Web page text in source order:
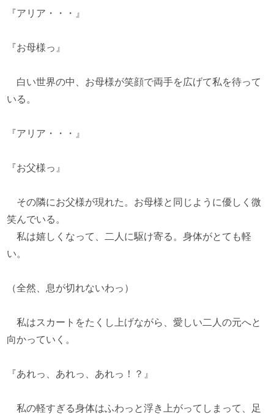
『アリア・・・』
『お母様っ』
白い世界の中、お母様が笑顔で両手を広げて私を待って
いる。
『アリア・・・』
『お父様っ』
その隣にお父様が現れた。お母様と同じように優しく微
笑んでいる。
私は嬉しくなって、二人に駆け寄る。身体がとても軽
い。
（全然、息が切れないわっ）
私はスカートをたくし上げながら、愛しい二人の元へと
向かっていく。
『あれっ、あれっ、あれっ！？』
私の軽すぎる身体はふわっと浮き上がってしまって、足